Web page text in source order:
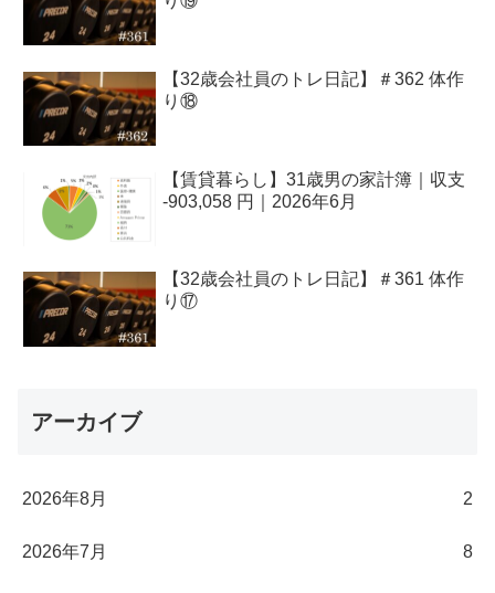
【32歳会社員のトレ日記】＃362 体作
り⑱
【賃貸暮らし】31歳男の家計簿｜収支
-903,058 円｜2026年6月
【32歳会社員のトレ日記】＃361 体作
り⑰
アーカイブ
2026年8月 2
2026年7月 8